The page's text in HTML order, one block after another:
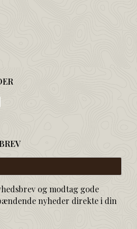
og modtag gode
nyheder direkte i din